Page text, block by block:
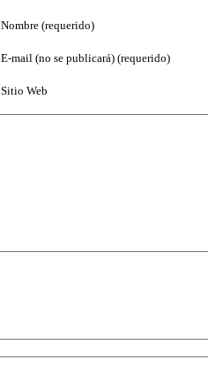
Nombre (requerido)
E-mail (no se publicará) (requerido)
Sitio Web